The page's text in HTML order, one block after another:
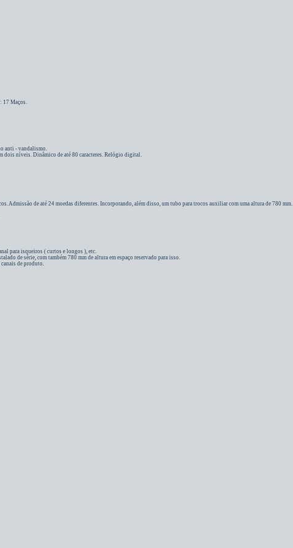
17 Maços.
anti - vandalismo.
dois níveis. Dinâmico de até 80 caracteres. Relógio digital.
Admissão de até 24 moedas diferentes. Incorporando, além disso, um tubo para trocos auxiliar com uma altura de 780 mm.
para isqueiros ( curtos e longos ), etc.
de série, com também 780 mm de altura em espaço reservado para isso.
de produto.